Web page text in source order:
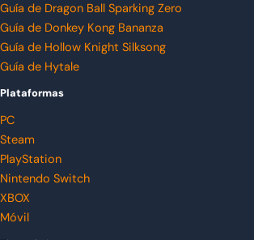
Guía de Dragon Ball Sparking Zero
Guía de Donkey Kong Bananza
Guía de Hollow Knight Silksong
Guía de Hytale
Plataformas
PC
Steam
PlayStation
Nintendo Switch
XBOX
Móvil